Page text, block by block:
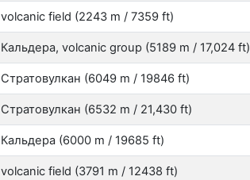
volcanic field (2243 m / 7359 ft)
Кальдера, volcanic group (5189 m / 17,024 ft)
Стратовулкан (6049 m / 19846 ft)
Стратовулкан (6532 m / 21,430 ft)
Кальдера (6000 m / 19685 ft)
volcanic field (3791 m / 12438 ft)